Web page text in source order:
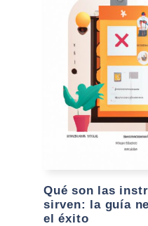
Qué son las
sirven: la guía
el éxito